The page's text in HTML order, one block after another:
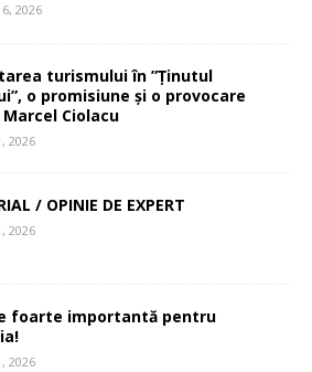
2026
turismului în ”Ținutul
o promisiune și o provocare
Ciolacu
2026
/ OPINIE DE EXPERT
2026
foarte importantă pentru
2026